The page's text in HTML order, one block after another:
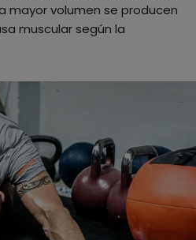
mayor volumen se producen
muscular según la